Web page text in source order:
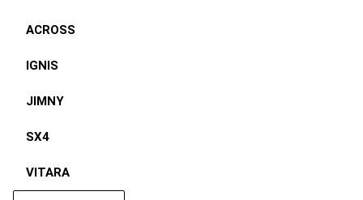
ACROSS
IGNIS
JIMNY
SX4
VITARA